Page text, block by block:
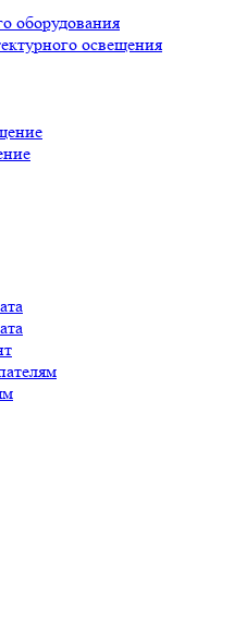
оборудования
освещения